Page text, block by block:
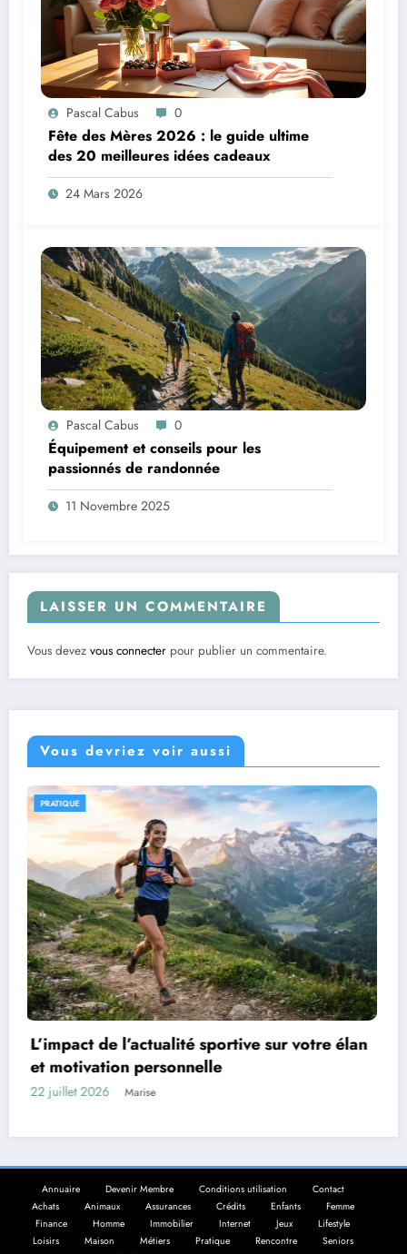
Pascal Cabus 0
Fête des Mères 2026 : le guide ultime
des 20 meilleures idées cadeaux
24 Mars 2026
Pascal Cabus 0
Équipement et conseils pour les
passionnés de randonnée
11 Novembre 2025
LAISSER UN COMMENTAIRE
Vous devez vous connecter pour publier un commentaire.
Vous devriez voir aussi
votre élan
PRATIQUE
Les aventures inoubliables des
à travers les saisons
Annuaire Devenir Membre Conditions utilisation
Contact
Achats
Animaux Assurances Crédits Enfants
Femme
Finance
Homme Immobilier Internet Jeux
Lifestyle
Loisirs
Maison Métiers Pratique Rencontre
Seniors